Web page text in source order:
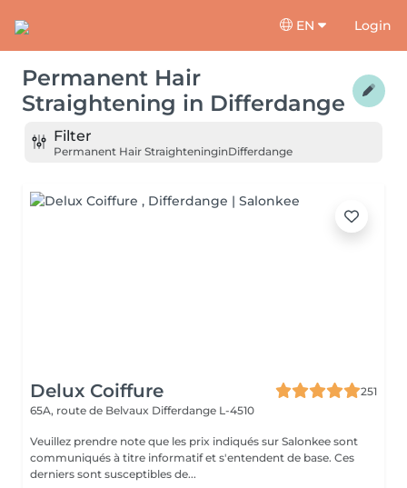
EN Login
Permanent Hair
Straightening in Differdange
Filter
Permanent Hair StraighteninginDifferdange
Delux Coiffure
251
65A, route de Belvaux Differdange L-4510
Veuillez prendre note que les prix indiqués sur Salonkee sont
communiqués à titre informatif et s'entendent de base. Ces
derniers sont susceptibles de...